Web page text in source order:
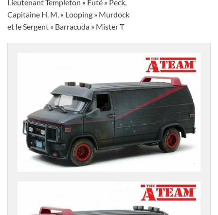
Lieutenant Templeton « Futé » Peck,
Capitaine H. M. « Looping » Murdock
et le Sergent « Barracuda » Mister T